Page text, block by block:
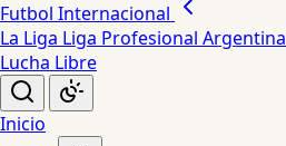
Futbol Internacional
La Liga Liga Profesional Argentina
Lucha Libre
Inicio